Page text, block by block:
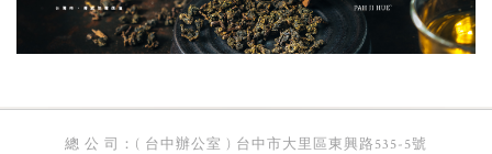
總 公 司：( 台中辦公室 ) 台中市大里區東興路535-5號